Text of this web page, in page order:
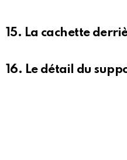
15. La cachette
16. Le détail du